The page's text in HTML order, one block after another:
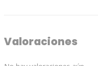
Valoraciones